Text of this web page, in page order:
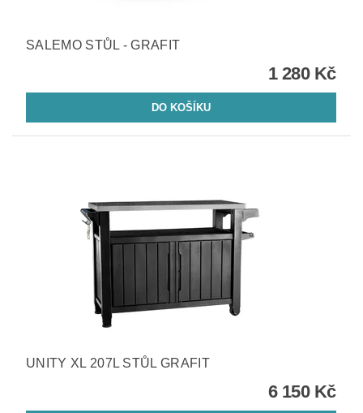
SALEMO STŮL - GRAFIT
1 280 Kč
UNITY XL 207L STŮL GRAFIT
6 150 Kč